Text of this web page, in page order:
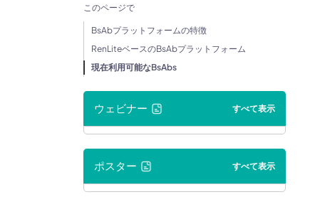
このページで
BsAbプラットフォームの特徴
RenLiteベースのBsAbプラットフォーム
現在利用可能なBsAbs
ウェビナー すべて表示
ポスター すべて表示